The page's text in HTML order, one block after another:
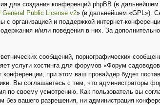
для создания конференций phpBB (в
General Public License v2» (в дальнейшем «GPL»).
организацией и поддержкой интернет-
и/или поведения в них. За
сообщений, порнографических
услуги хостинга для форумов «Форум
при этом ваш провайдер будет
Вы соглашаетесь с тем, что администраторы
по своему усмотрению. Как пользователь вы
без вашего разрешения, ни администрация